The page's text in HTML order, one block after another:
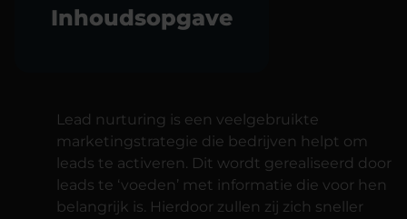
Inhoudsopgave
Lead nurturing is een veelgebruikte
marketingstrategie die bedrijven helpt om
leads te activeren. Dit wordt gerealiseerd door
leads te ‘voeden’ met informatie die voor hen
belangrijk is. Hierdoor zullen zij zich sneller